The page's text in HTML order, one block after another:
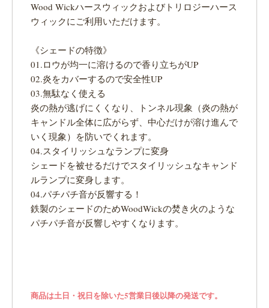
Wood Wickハースウィックおよびトリロジーハース
ウィックにご利用いただけます。
《シェードの特徴》
01.ロウが均一に溶けるので香り立ちがUP
02.炎をカバーするので安全性UP
03.無駄なく使える
炎の熱が逃げにくくなり、トンネル現象（炎の熱が
キャンドル全体に広がらず、中心だけが溶け進んで
いく現象）を防いでくれます。
04.スタイリッシュなランプに変身
シェードを被せるだけでスタイリッシュなキャンド
ルランプに変身します。
04.パチパチ音が反響する！
鉄製のシェードのためWoodWickの焚き火のような
パチパチ音が反響しやすくなります。
商品は土日・祝日を除いた5営業日後以降の発送です。